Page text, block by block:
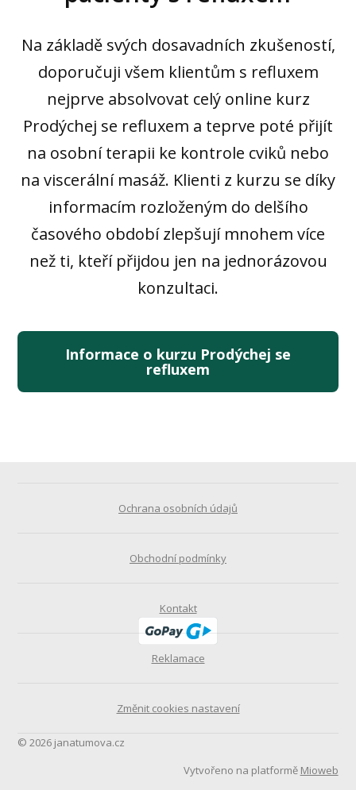
Na základě svých dosavadních zkušeností,
doporučuji všem klientům s refluxem
nejprve absolvovat celý online kurz
Prodýchej se refluxem a teprve poté přijít
na osobní terapii ke kontrole cviků nebo
na viscerální masáž. Klienti z kurzu se díky
informacím rozloženým do delšího
časového období zlepšují mnohem více
než ti, kteří přijdou jen na jednorázovou
konzultaci.
Informace o kurzu Prodýchej se
refluxem
Ochrana osobních údajů
Obchodní podmínky
Kontakt
Reklamace
Změnit cookies nastavení
© 2026 janatumova.cz
Vytvořeno na platformě Mioweb